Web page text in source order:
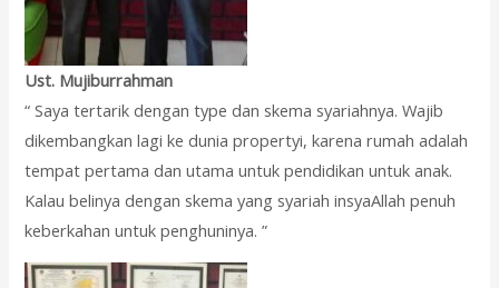
Ust. Mujiburrahman
“ Saya tertarik dengan type dan skema syariahnya. Wajib
dikembangkan lagi ke dunia propertyi, karena rumah adalah
tempat pertama dan utama untuk pendidikan untuk anak.
Kalau belinya dengan skema yang syariah insyaAllah penuh
keberkahan untuk penghuninya. ”